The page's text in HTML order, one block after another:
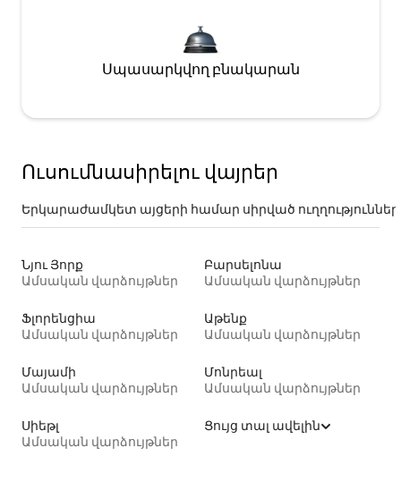
Սպասարկվող բնակարան
Ուսումնասիրելու վայրեր
Երկարաժամկետ այցերի համար սիրված ուղղություններ
Նյու Յորք
Ամսական վարձույթներ
Բարսելոնա
Ամսական վարձույթներ
Ֆլորենցիա
Ամսական վարձույթներ
Աթենք
Ամսական վարձույթներ
Մայամի
Ամսական վարձույթներ
Մոնրեալ
Ամսական վարձույթներ
Սիեթլ
Ամսական վարձույթներ
Ցույց տալ ավելին